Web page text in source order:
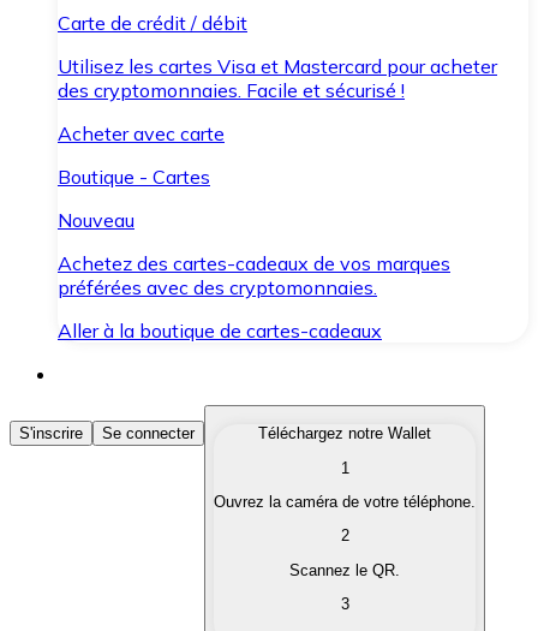
Carte de crédit / débit
Utilisez les cartes Visa et Mastercard pour acheter
des cryptomonnaies. Facile et sécurisé !
Acheter avec carte
Boutique - Cartes
Nouveau
Achetez des cartes-cadeaux de vos marques
préférées avec des cryptomonnaies.
Aller à la boutique de cartes-cadeaux
Acheter des Cryptomonnaies
Achetez les cryptomonnaies qui vous intéressent
Convertissez vos cryptomonnaies en monnaie
S'inscrire Se connecter
Téléchargez notre Wallet
1
Ouvrez la caméra de votre téléphone.
2
Scannez le QR.
3